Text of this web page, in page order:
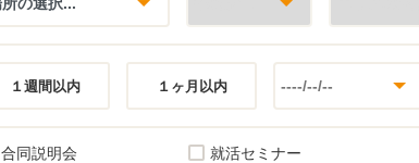
１週間以内
１ヶ月以内
合同説明会 就活セミナー